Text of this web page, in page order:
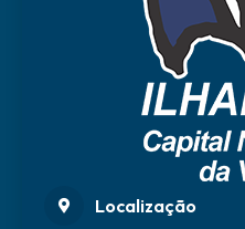
Localização